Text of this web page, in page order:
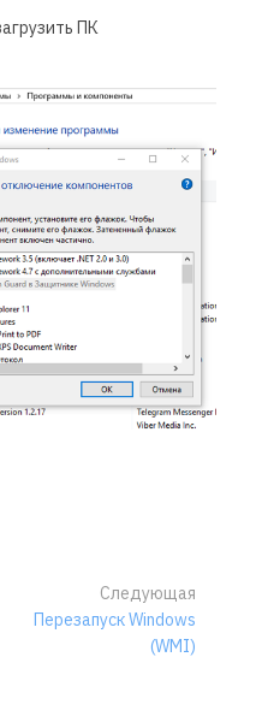
ПК
Следующая
Перезапуск Windows
(WMI)